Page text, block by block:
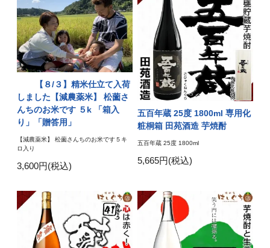
【８/３】精米仕立て入荷
しました【減農薬米】 松薗さ
んちのお米です ５k 「箱入
り」「贈答用」
【減農薬米】 松薗さんちのお米です５キ
ロ入り
3,600円(税込)
五百年蔵 25度 1800ml 専用化
粧桐箱 田苑酒造 芋焼酎
五百年蔵 25度 1800ml
5,665円(税込)